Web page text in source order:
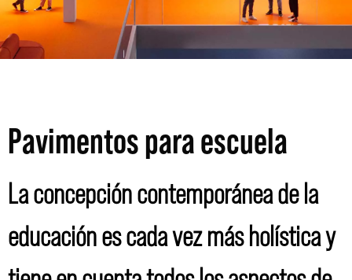
Pavimentos para escuela
La concepción contemporánea de la
educación es cada vez más holística y